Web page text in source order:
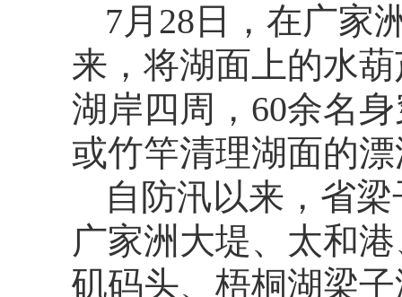
7月28日，在广家
来，将湖面上的水
湖岸四周，60余名
或竹竿清理湖面的
自防汛以来，省
广家洲大堤、太和
矶码头、梧桐湖梁